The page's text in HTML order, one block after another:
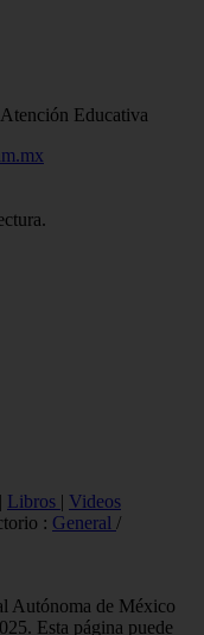
Educativa
| Libros | Videos
: General /
Autónoma de México
Esta página puede